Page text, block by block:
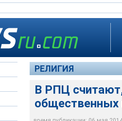
РЕЛИГИЯ
В РПЦ
общественных
Было бы
словами в